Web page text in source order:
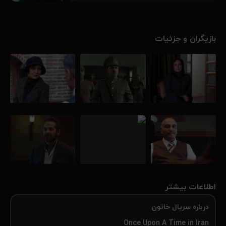
بازیگران و جزئیات
اطلاعات بیشتر
درباره سریال خاتون
Once Upon A Time in Iran